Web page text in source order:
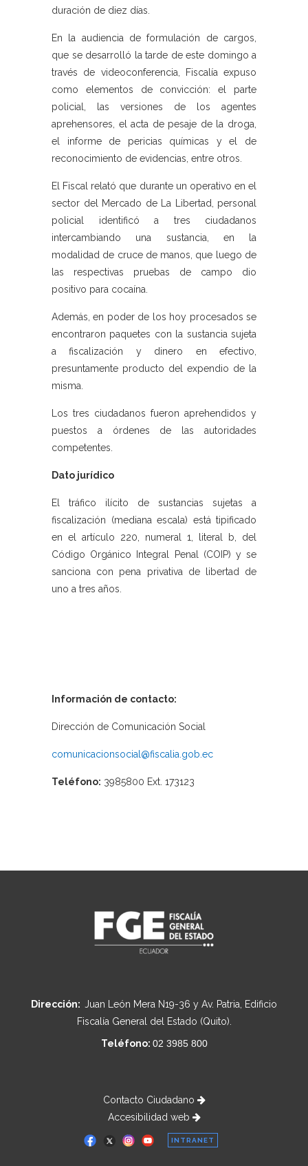
duración de diez días.
En la audiencia de formulación de cargos,
que se desarrolló la tarde de este domingo a
través de videoconferencia, Fiscalía expuso
como elementos de convicción: el parte
policial, las versiones de los agentes
aprehensores, el acta de pesaje de la droga,
el informe de pericias químicas y el de
reconocimiento de evidencias, entre otros.
El Fiscal relató que durante un operativo en el
sector del Mercado de La Libertad, personal
policial identificó a tres ciudadanos
intercambiando una sustancia, en la
modalidad de cruce de manos, que luego de
las respectivas pruebas de campo dio
positivo para cocaína.
Además, en poder de los hoy procesados se
encontraron paquetes con la sustancia sujeta
a fiscalización y dinero en efectivo,
presuntamente producto del expendio de la
misma.
Los tres ciudadanos fueron aprehendidos y
puestos a órdenes de las autoridades
competentes.
Dato jurídico
El tráfico ilícito de sustancias sujetas a
fiscalización (mediana escala) está tipificado
en el artículo 220, numeral 1, literal b, del
Código Orgánico Integral Penal (COIP) y se
sanciona con pena privativa de libertad de
uno a tres años.
Información de contacto:
Dirección de Comunicación Social
comunicacionsocial@fiscalia.gob.ec
Teléfono: 3985800 Ext. 173123
Dirección: Juan León Mera N19-36 y Av. Patria, Edificio
Fiscalía General del Estado (Quito).
Teléfono: 02 3985 800
Contacto Ciudadano
Accesibilidad web
INTRANET